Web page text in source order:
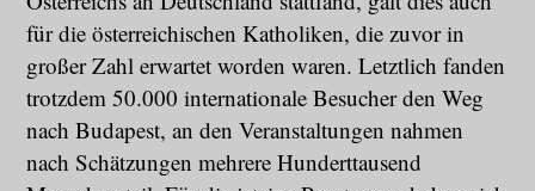
für die österreichischen Katholiken, die zuvor in
großer Zahl erwartet worden waren. Letztlich fanden
trotzdem 50.000 internationale Besucher den Weg
nach Budapest, an den Veranstaltungen nahmen
nach Schätzungen mehrere Hunderttausend